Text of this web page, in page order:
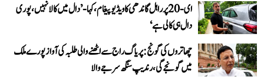
ای-20 پر راہل گاندھی کا ویڈیو پیغام، کہا- ’دال میں کالا نہیں، پوری
دال ہی کالی ہے‘
چھاتروں کی گونج: پریاگ راج سے اٹھنے والی طلبہ کی آواز پورے ملک
میں گونجے گی، رندیپ سنگھ سرجے والا